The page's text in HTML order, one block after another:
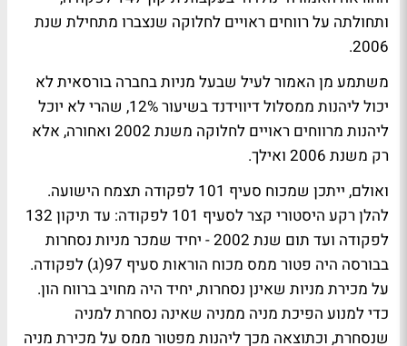
ותחולתה על רווחים ראויים לחלוקה שנצברו מתחילת שנת
2006.
משתמע מן האמור לעיל שבעל מניות בחברה בורסאית לא
יכול ליהנות ממסלול דיווידנד בשיעור 12%, שהרי לא יוכל
ליהנות מרווחים ראויים לחלוקה משנת 2002 ואחורה, אלא
רק משנת 2006 ואילך.
ואולם, ייתכן שמכוח סעיף 101 לפקודה תצמח הישועה.
להלן רקע היסטורי קצר לסעיף 101 לפקודה: עד תיקון 132
לפקודה ועד תום שנת 2002 - יחיד שמכר מניות נסחרות
בבורסה היה פטור ממס מכוח הוראות סעיף 97(ג) לפקודה.
על מכירת מניות שאינן נסחרות, יחיד היה מחויב ברווח הון.
כדי למנוע הפיכת מניה ממניה שאינה נסחרת למניה
שנסחרת, וכתוצאה מכך ליהנות מפטור ממס על מכירת מניה